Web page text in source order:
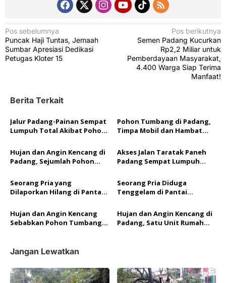
N
a
v
a
s
p
o
Pos sebelumnya
Puncak Haji Tuntas, Jemaah
Sumbar Apresiasi Dedikasi
Petugas Kloter 15
Pos berikutnya
Semen Padang Kucurkan
Rp2,2 Miliar untuk
Pemberdayaan Masyarakat,
4.400 Warga Siap Terima
Manfaat!
Berita Terkait
Jalur Padang-Painan Sempat
Lumpuh Total Akibat Pohon
Tidak Ada Korban Jiwa
Pohon Tumbang di Padang,
Timpa Mobil dan Hambat
Hujan dan Angin Kencang di
Padang, Sejumlah Pohon
dan Kendaraan
Akses Jalan Taratak Paneh
Padang Sempat Lumpuh
Seorang Pria yang
Dilaporkan Hilang di Pantai
Tim SAR Gabungan
Seorang Pria Diduga
Tenggelam di Pantai
Lakukan Pencarian
Hujan dan Angin Kencang
Sebabkan Pohon Tumbang
Hujan dan Angin Kencang di
Padang, Satu Unit Rumah
Jangan Lewatkan